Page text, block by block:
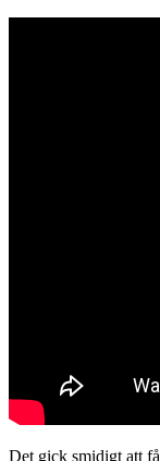
Det gick smidigt att